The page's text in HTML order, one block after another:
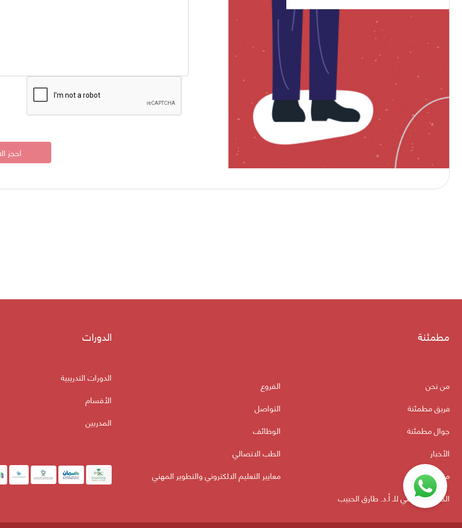
مطمئنة
من نحن
فريق مطمئنة
جوال مطمئنة
الأخبار
منتدى الأسرة
الموقع الرسمي للـ أ.د. طارق الحبيب
الفروع
التواصل
الوظائف
الطب الاتصالي
معايير التعليم الالكتروني والتطوير المهني
الدورات
الدورات التدريبية
الأقسام
المدربين